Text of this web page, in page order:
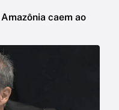
caem ao